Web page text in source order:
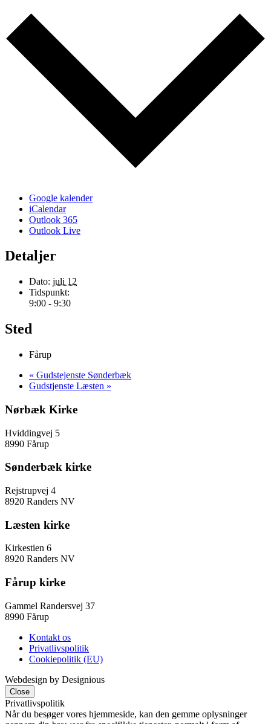
Google kalender
iCalendar
Outlook 365
Outlook Live
Detaljer
Dato: juli 12
Tidspunkt:
9:00 - 9:30
Sted
Fårup
« Gudstejenste Sønderbæk
Gudstjenste Læsten »
Nørbæk Kirke
Hviddingvej 5
8990 Fårup
Sønderbæk kirke
Rejstrupvej 4
8920 Randers NV
Læsten kirke
Kirkestien 6
8920 Randers NV
Fårup kirke
Gammel Randersvej 37
8990 Fårup
Kontakt os
Privatlivspolitik
Cookiepolitik (EU)
Webdesign by Designious
Close
Privatlivspolitik
Når du besøger vores hjemmeside, kan den gemme oplysninger